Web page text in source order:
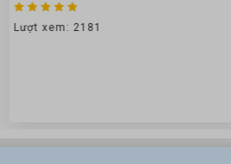
Lượt xem: 2181